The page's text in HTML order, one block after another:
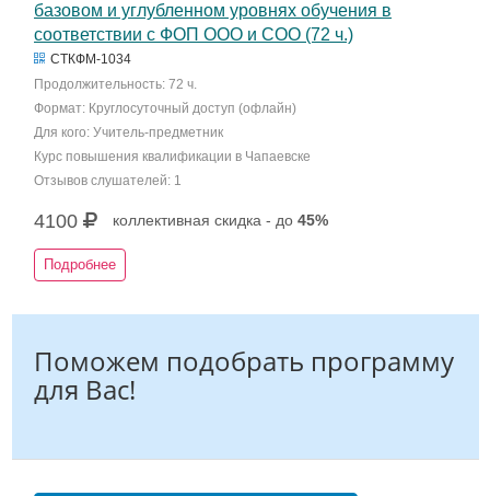
базовом и углубленном уровнях обучения в
соответствии с ФОП ООО и СОО (72 ч.)
СТКФМ-1034
Продолжительность: 72 ч.
Формат: Круглосуточный доступ (офлайн)
Для кого: Учитель-предметник
Курс повышения квалификации в Чапаевске
Отзывов слушателей: 1
4100 коллективная скидка - до 45%
Подробнее
Поможем подобрать программу
для Вас!